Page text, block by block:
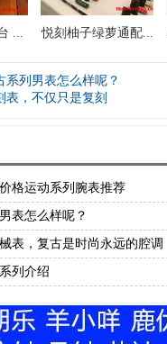
... 悦刻柚子绿萝通配...
系列男表怎么样呢？
表，不仅只是复刻
格运动系列腕表推荐
表怎么样呢？
表，复古是时尚永远的腔调
列介绍